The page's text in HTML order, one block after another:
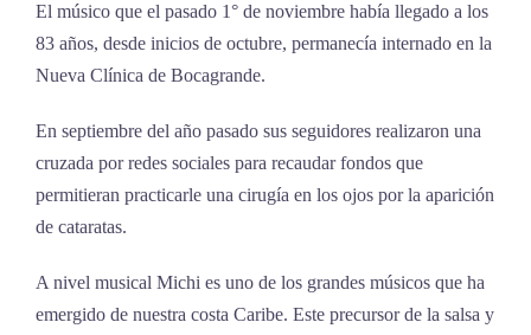
El músico que el pasado 1° de noviembre había llegado a los
83 años, desde inicios de octubre, permanecía internado en la
Nueva Clínica de Bocagrande.
En septiembre del año pasado sus seguidores realizaron una
cruzada por redes sociales para recaudar fondos que
permitieran practicarle una cirugía en los ojos por la aparición
de cataratas.
A nivel musical Michi es uno de los grandes músicos que ha
emergido de nuestra costa Caribe. Este precursor de la salsa y